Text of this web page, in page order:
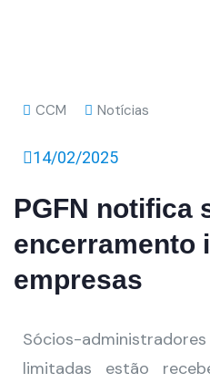
CCM Notícias
14/02/2025
PGFN notifica
encerramento
empresas
Sócios-
limitadas estão